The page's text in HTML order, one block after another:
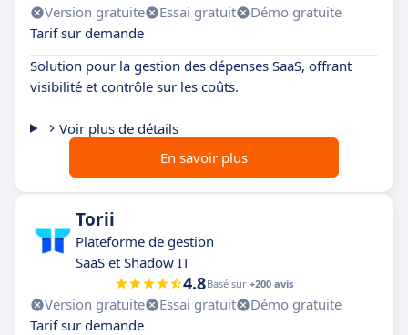
Version gratuite Essai gratuit
Démo gratuite
Tarif sur demande
Solution pour la gestion des dépenses SaaS, offrant
visibilité et contrôle sur les coûts.
Voir plus de détails
En savoir plus
Torii
Plateforme de gestion
SaaS et Shadow IT
4.8Basé sur +200 avis
Version gratuite Essai gratuit
Démo gratuite
Tarif sur demande